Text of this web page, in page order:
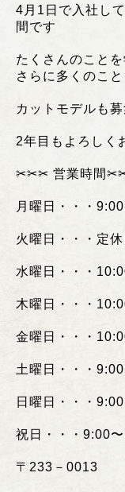
4月1日で入社し
間です
たくさんのこと
さらに多くのこ
カットモデルも募
2年目もよろしく
✂︎✂︎✂︎ 営業時間
月曜日・・・ 9:00
火曜日・・・定休
水曜日・・・
木曜日・・・
金曜日・・・
土曜日・・・ 9:00
日曜日・・・ 9:00
祝日・・・ 9:00〜
〒 233 － 0013